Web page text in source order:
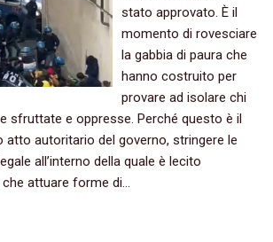
stato approvato. È il
momento di rovesciare
la gabbia di paura che
hanno costruito per
provare ad isolare chi
sfruttate e oppresse. Perché questo è il
atto autoritario del governo, stringere le
all’interno della quale è lecito
attuare forme di…